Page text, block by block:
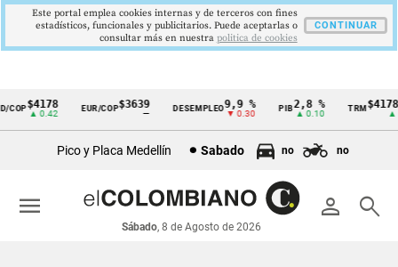
Cintillo
económicos
Colombia
$4178
▲ 0.42
EUR/COP$3639 DESEMPLEO 9,9 %
▼ 0.30
PIB2,8 %
▲ 0.10
TRM
▲
Pico y Placa Medellín Sabado no no
person search
Sábado, 8 de Agosto de 2026
menu
Este portal emplea cookies internas y de terceros con fines
estadísticos, funcionales y publicitarios. Puede aceptarlas o
consultar más en nuestra politica de cookies
CONTINUAR